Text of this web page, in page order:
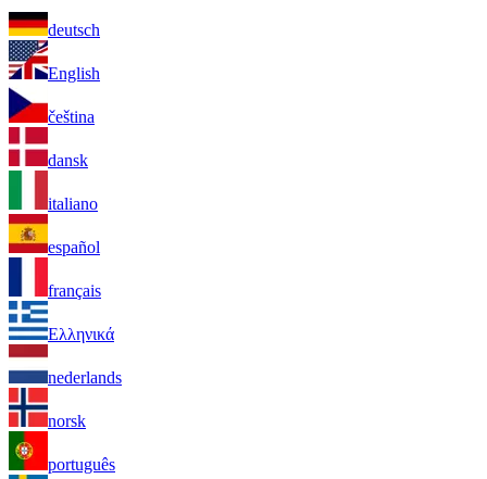
deutsch
English
čeština
dansk
italiano
español
français
Ελληνικά
nederlands
norsk
português